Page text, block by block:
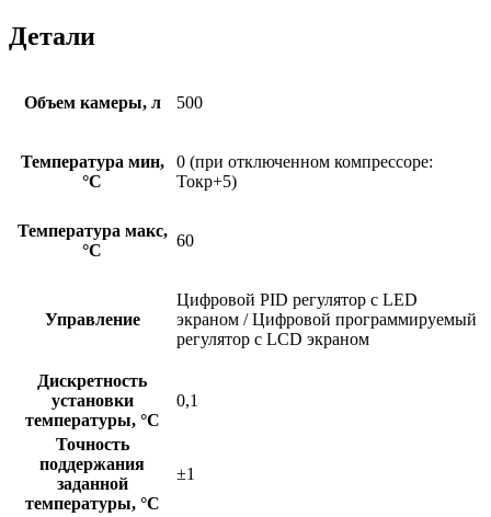
Детали
Объем камеры, л 500
Температура мин,
°C
0 (при отключенном компрессоре:
Токр+5)
Температура макс,
°C
60
Управление
Цифровой PID регулятор с LED
экраном / Цифровой программируемый
регулятор с LCD экраном
Дискретность
установки
температуры, °C
0,1
Точность
поддержания
заданной
температуры, °C
±1